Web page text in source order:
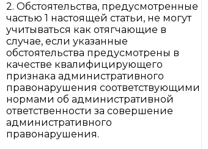
2. Обстоятельства, предусмотренные
частью 1 настоящей статьи, не могут
учитываться как отягчающие в
случае, если указанные
обстоятельства предусмотрены в
качестве квалифицирующего
признака административного
правонарушения соответствующими
нормами об административной
ответственности за совершение
административного
правонарушения.